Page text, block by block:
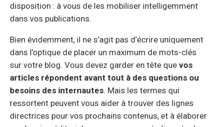
disposition : à vous de les mobiliser intelligemment
dans vos publications.
Bien évidemment, il ne s’agit pas d’écrire uniquement
dans l’optique de placer un maximum de mots-clés
sur votre blog. Vous devez garder en tête que vos
articles répondent avant tout à des questions ou
besoins des internautes. Mais les termes qui
ressortent peuvent vous aider à trouver des lignes
directrices pour vos prochains contenus, et à élaborer